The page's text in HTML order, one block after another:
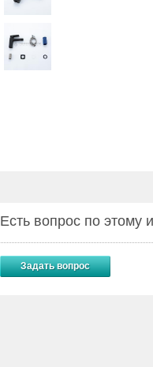
Есть вопрос по этому
Задать вопрос